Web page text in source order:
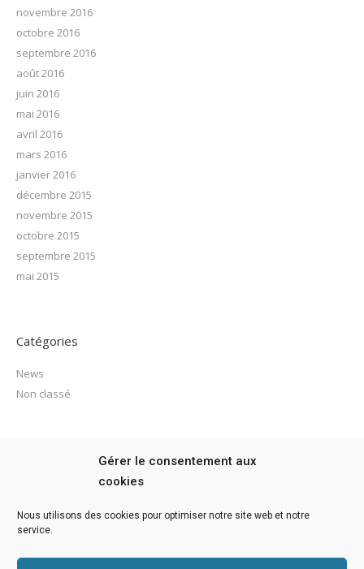
Gérer le consentement aux
cookies
Nous utilisons des cookies pour optimiser notre site web et notre
service.
novembre 2016
octobre 2016
septembre 2016
août 2016
juin 2016
mai 2016
avril 2016
mars 2016
janvier 2016
décembre 2015
novembre 2015
octobre 2015
septembre 2015
mai 2015
Catégories
News
Non classé
Flux des publications
Flux des commentaires